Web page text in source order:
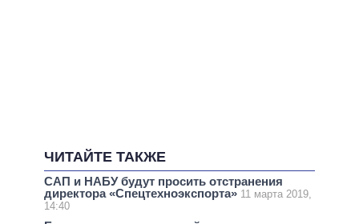
ЧИТАЙТЕ ТАКЖЕ
САП и НАБУ будут просить отстранения
директора «Спецтехноэкспорта» 11 марта 2019,
14:40